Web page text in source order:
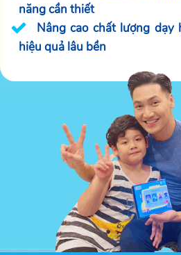
năng cần thiết
Nâng cao chất lượng dạy
hiệu quả lâu bền